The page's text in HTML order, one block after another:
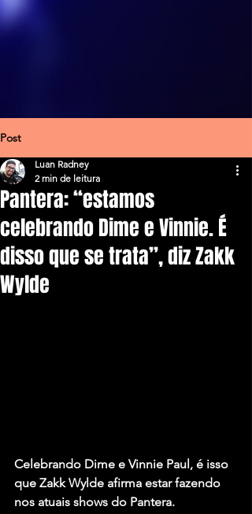
Post
Pantera: “estamos
celebrando Dime e Vinnie. É
disso que se trata”, diz Zakk
Wylde
Luan Radney
2 min de leitura
Celebrando Dime e Vinnie Paul, é isso
que Zakk Wylde afirma estar fazendo
nos atuais shows do Pantera.